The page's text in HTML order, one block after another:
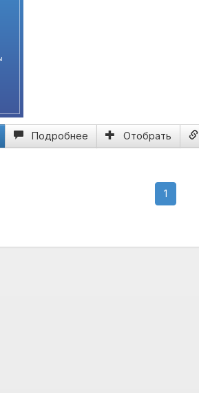
Подробнее Отобрать
1